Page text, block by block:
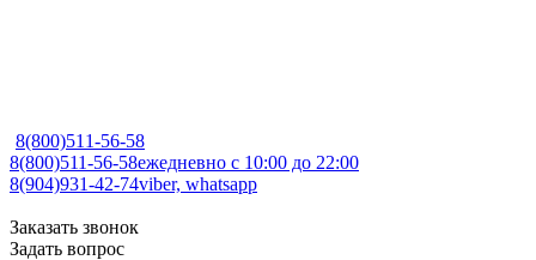
8(800)511-56-58
8(800)511-56-58ежедневно с 10:00 до 22:00
8(904)931-42-74viber, whatsapp
Заказать звонок
Задать вопрос